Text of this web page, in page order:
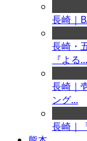
長崎｜
長崎・
『よる...
長崎｜
ング...
長崎｜